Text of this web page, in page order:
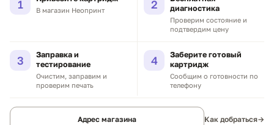
1 В магазин Неопринт 2
диагностика
Проверим состояние и
подтвердим цену
3
Заправка и
тестирование
Очистим, заправим и
проверим печать
4
Заберите готовый
картридж
Сообщим о готовности по
телефону
Адрес магазина Как добраться→